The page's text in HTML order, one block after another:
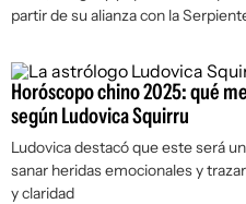
partir de su alianza con la
Horóscopo chino 2025: qué
según Ludovica Squirru
Ludovica destacó que este será
sanar heridas emocionales y
y claridad